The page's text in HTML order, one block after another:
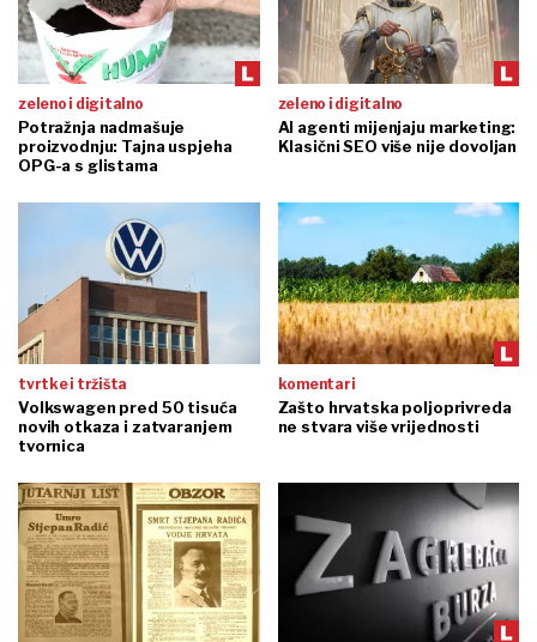
zeleno i digitalno
Potražnja nadmašuje
proizvodnju: Tajna uspjeha
OPG-a s glistama
zeleno i digitalno
AI agenti mijenjaju marketing:
Klasični SEO više nije dovoljan
tvrtke i tržišta
Volkswagen pred 50 tisuća
novih otkaza i zatvaranjem
tvornica
komentari
Zašto hrvatska poljoprivreda
ne stvara više vrijednosti